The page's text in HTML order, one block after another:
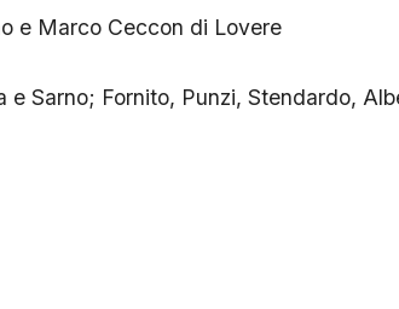
e Marco Ceccon di Lovere
e Sarno; Fornito, Punzi, Stendardo,